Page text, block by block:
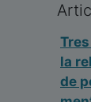
la
de